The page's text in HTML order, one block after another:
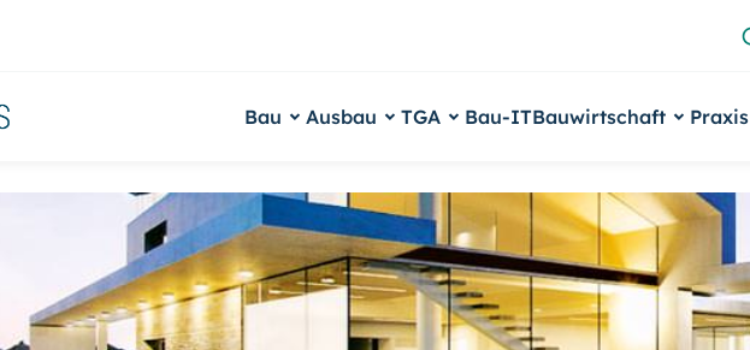
Bau Ausbau TGA Bau-ITBauwirtschaft Praxis